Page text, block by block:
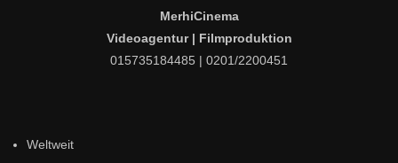
Besnik Gjakova – Sa Gjynah
MerhiCinema
Videoagentur | Filmproduktion
015735184485 | 0201/2200451
Weltweit